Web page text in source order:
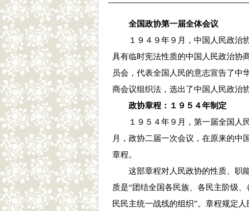
全国政协第一届全体会议
１９４９年９月，中国人民政治
具有临时宪法性质的中国人民政治协
员会，代表全国人民的意志宣告了中
商会议组织法，选出了中国人民政治
政协章程：１９５４年制定
１９５４年９月，第一届全国人
月，政协二届一次会议，在原来的中
章程。
这部章程对人民政协的性质、职
质是“团结全国各民族、各民主阶级
民民主统一战线的组织”。章程规定